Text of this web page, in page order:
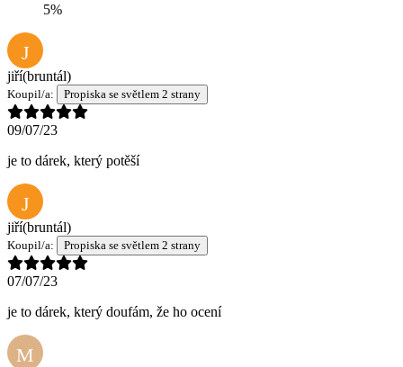
5%
J
jiří(bruntál)
Koupil/a: Propiska se světlem 2 strany
09/07/23
je to dárek, který potěší
J
jiří(bruntál)
Koupil/a: Propiska se světlem 2 strany
07/07/23
je to dárek, který doufám, že ho ocení
M